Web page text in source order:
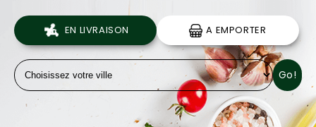
VOTRE COMPTE
NOTRE RESTAURANT
VOS AVIS
MENTIONS LÉGALES
EN LIVRAISON A EMPORTER
Go!